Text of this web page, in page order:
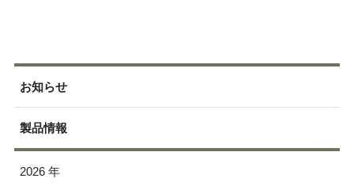
お知らせ
製品情報
2026